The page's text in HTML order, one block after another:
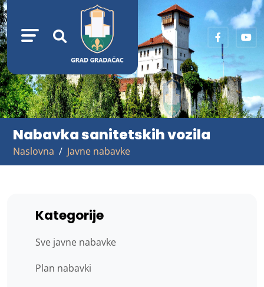
Nabavka sanitetskih vozila
Naslovna Javne nabavke
Kategorije
Sve javne nabavke
Plan nabavki